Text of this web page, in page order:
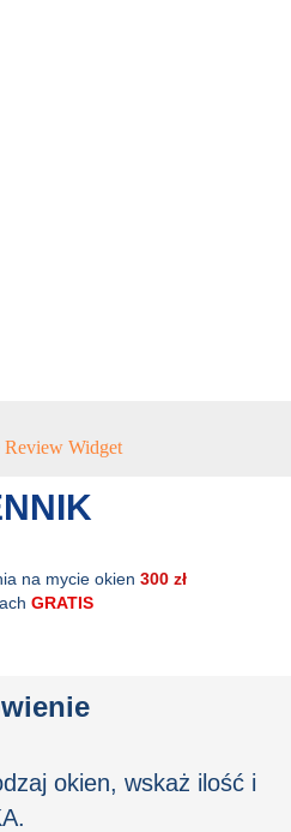
na mycie okien 300 zł
GRATIS
okien, wskaż ilość i